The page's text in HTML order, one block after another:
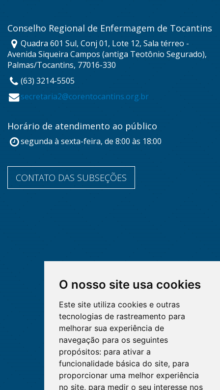
O nosso site usa cookies
Este site utiliza cookies e outras
tecnologias de rastreamento para
melhorar sua experiência de
navegação para os seguintes
propósitos: para ativar a
funcionalidade básica do site, para
proporcionar uma melhor experiência
no site, para medir o seu interesse nos
Conselho Regional de Enfermagem de Tocantins
Quadra 601 Sul, Conj 01, Lote 12, Sala térreo -
Avenida Siqueira Campos (antiga Teotônio Segurado),
Palmas/Tocantins, 77016-330
(63) 3214-5505
secretaria2@corentocantins.org.br
Horário de atendimento ao público
segunda à sexta-feira, de 8:00 às 18:00
CONTATO DAS SUBSEÇÕES